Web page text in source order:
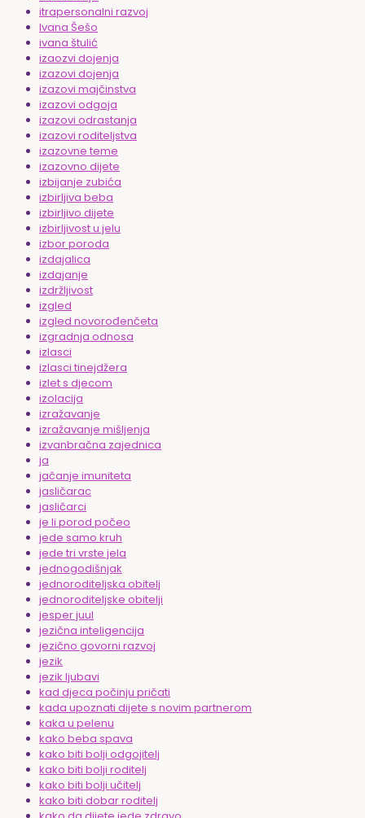
itrapersonalni razvoj
Ivana Šešo
ivana štulić
izaozvi dojenja
izazovi dojenja
izazovi majčinstva
izazovi odgoja
izazovi odrastanja
izazovi roditeljstva
izazovne teme
izazovno dijete
izbijanje zubića
izbirljiva beba
izbirljivo dijete
izbirljivost u jelu
izbor poroda
izdajalica
izdajanje
izdržljivost
izgled
izgled novorođenčeta
izgradnja odnosa
izlasci
izlasci tinejdžera
izlet s djecom
izolacija
izražavanje
izražavanje mišljenja
izvanbračna zajednica
ja
jačanje imuniteta
jasličarac
jasličarci
je li porod počeo
jede samo kruh
jede tri vrste jela
jednogodišnjak
jednoroditeljska obitelj
jednoroditeljske obitelji
jesper juul
jezična inteligencija
jezično govorni razvoj
jezik
jezik ljubavi
kad djeca počinju pričati
kada upoznati dijete s novim partnerom
kaka u pelenu
kako beba spava
kako biti bolji odgojitelj
kako biti bolji roditelj
kako biti bolji učitelj
kako biti dobar roditelj